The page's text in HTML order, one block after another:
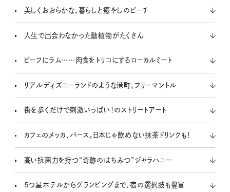
美しくおおらかな、暮らしと癒やしのビーチ
人生で出会わなかった動植物がたくさん
ビーフにラム……肉食をトリコにするローカルミート
リアルディズニーランドのような港町、フリーマントル
街を歩くだけで刺激いっぱい！のストリートアート
カフェのメッカ、パース。日本じゃ飲めない抹茶ドリンクも！
高い抗菌力を持つ“奇跡のはちみつ”ジャラハニー
５つ星ホテルからグランピングまで、宿の選択肢も豊富